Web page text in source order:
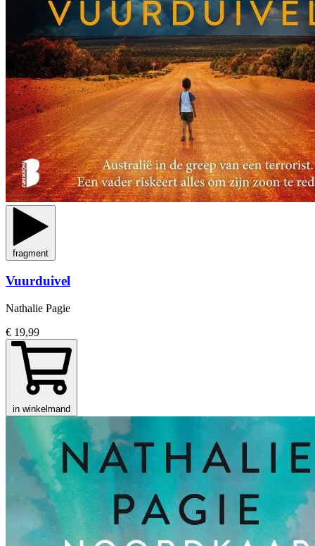
fragment
Vuurduivel
Nathalie Pagie
€ 19,99
in winkelmand